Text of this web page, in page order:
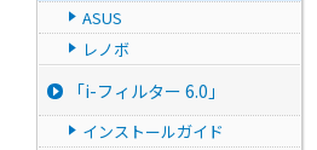
ASUS
レノボ
「i-フィルター 6.0」
インストールガイド